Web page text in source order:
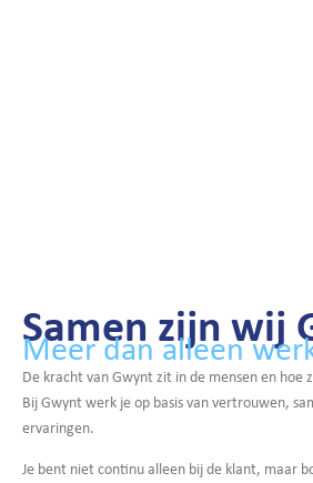
Samen zijn wij
Meer dan alleen
De kracht van Gwynt zit in de mensen en hoe
Bij Gwynt werk je op basis van vertrouwen,
ervaringen.
Je bent niet continu alleen bij de klant, maar